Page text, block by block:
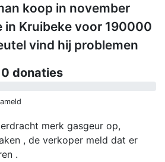
koop in november
in Kruibeke voor 190000
vind hij problemen
0 donaties
merk gasgeur op,
, de verkoper meld dat er
.